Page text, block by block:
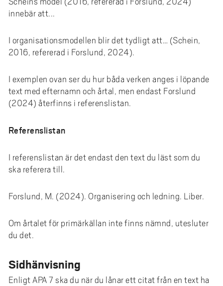
innebär att...
I organisationsmodellen blir det tydligt att… (Schein,
2016, refererad i Forslund, 2024).
I exemplen ovan ser du hur båda verken anges i löpande
text med efternamn och årtal, men endast Forslund
(2024) återfinns i referenslistan.
Referenslistan
I referenslistan är det endast den text du läst som du
ska referera till.
Forslund, M. (2024). Organisering och ledning. Liber.
Om årtalet för primärkällan inte finns nämnd, utesluter
du det.
Sidhänvisning
Enligt APA 7 ska du när du lånar ett citat från en text ha